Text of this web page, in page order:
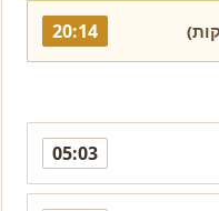
20:14
05:03